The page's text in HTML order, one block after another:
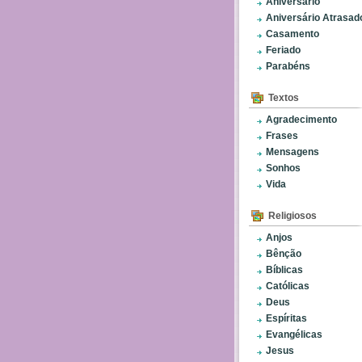
Aniversário
Casamento
Feriado
Parabéns
Textos
Agradecimento
Frases
Mensagens
Sonhos
Vida
Religiosos
Anjos
Bênção
Bíblicas
Católicas
Deus
Espíritas
Evangélicas
Jesus